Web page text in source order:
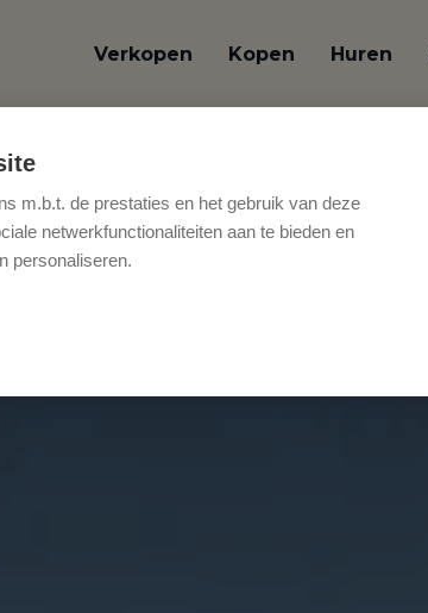
Verkopen Kopen Huren
m.b.t. de prestaties en het gebruik van deze
netwerkfunctionaliteiten aan te bieden en
personaliseren.